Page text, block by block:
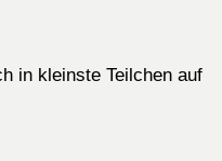
in kleinste Teilchen auf